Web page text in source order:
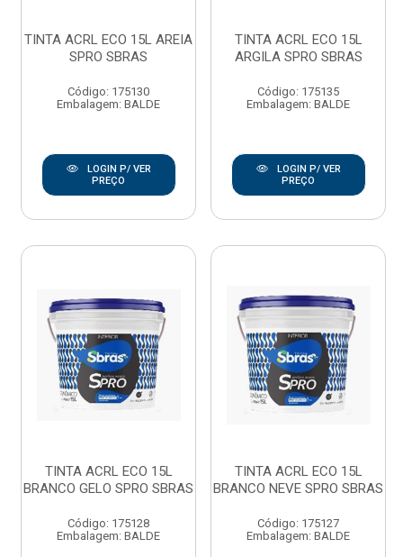
TINTA ACRL ECO 15L AREIA
SPRO SBRAS
Código: 175130
Embalagem: BALDE
LOGIN P/ VER
PREÇO
TINTA ACRL ECO 15L
ARGILA SPRO SBRAS
Código: 175135
Embalagem: BALDE
LOGIN P/ VER
PREÇO
TINTA ACRL ECO 15L
BRANCO GELO SPRO SBRAS
Código: 175128
Embalagem: BALDE
TINTA ACRL ECO 15L
BRANCO NEVE SPRO SBRAS
Código: 175127
Embalagem: BALDE